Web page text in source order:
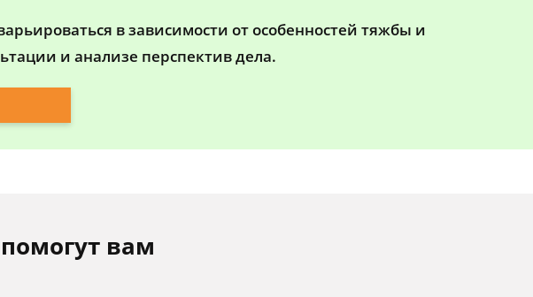
в зависимости от особенностей тяжбы и
и анализе перспектив дела.
вам